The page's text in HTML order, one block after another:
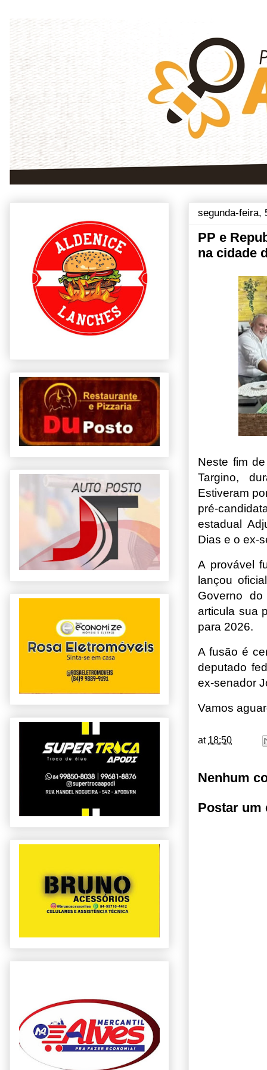
segunda-feira,
PP e
na cidade
Neste fim
Targino,
Estiveram
pré-
estadual
Dias e o ex-
A provável
lançou
Governo
articula sua
para 2026.
A fusão é
deputado
ex-senador
Vamos
at 18:50
Nenhum
Postar um